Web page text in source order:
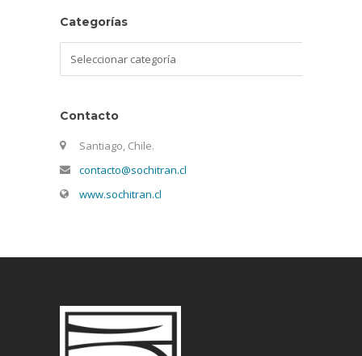
Categorías
Contacto
Santiago, Chile.
contacto@sochitran.cl
www.sochitran.cl